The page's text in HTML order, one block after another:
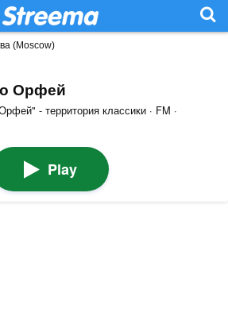
(Moscow)
Орфей
- территория классики · FM ·
Play